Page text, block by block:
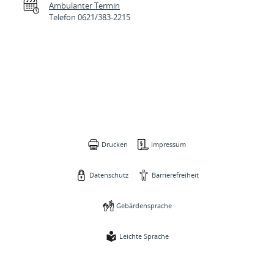
Ambulanter Termin
Telefon 0621/383-2215
Drucken Impressum
Datenschutz Barrierefreiheit
Gebärdensprache
Leichte Sprache